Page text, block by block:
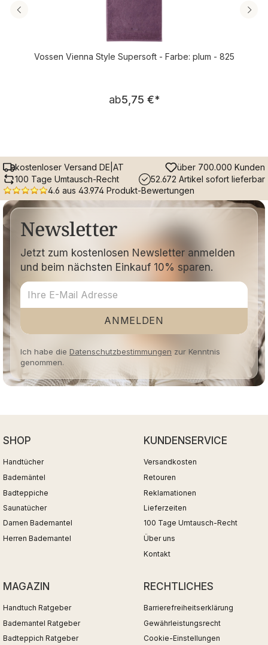
Vossen Vienna Style Supersoft - Farbe: plum - 825
Regulärer Preis:
ab5,75 €*
kostenloser Versand DE|AT
über 700.000 Kunden
100 Tage Umtausch-Recht
52.672 Artikel sofort lieferbar
4.6 aus 43.974 Produkt-Bewertungen
Newsletter
Jetzt zum kostenlosen Newsletter anmelden
und beim nächsten Einkauf 10% sparen.
ANMELDEN
Ich habe die Datenschutzbestimmungen zur Kenntnis
genommen.
SHOP
Handtücher
Bademäntel
Badteppiche
Saunatücher
Damen Bademantel
Herren Bademantel
KUNDENSERVICE
Versandkosten
Retouren
Reklamationen
Lieferzeiten
100 Tage Umtausch-Recht
Über uns
Kontakt
MAGAZIN
Handtuch Ratgeber
Bademantel Ratgeber
Badteppich Ratgeber
RECHTLICHES
Barrierefreiheitserklärung
Gewährleistungsrecht
Cookie-Einstellungen